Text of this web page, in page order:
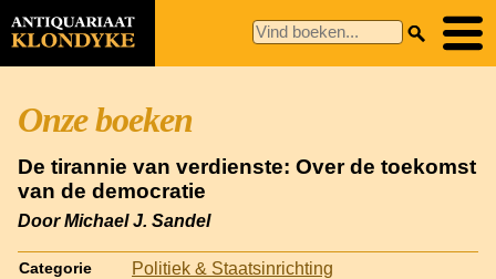
Onze boeken
De tirannie van verdienste: Over de toekomst
van de democratie
Door Michael J. Sandel
Categorie Politiek & Staatsinrichting